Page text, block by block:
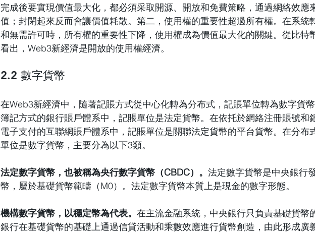
完成後要實現價值最大化，都必須采取開源、開放和免費策略，通過網絡效應
值；封閉起來反而會讓價值耗散。第二，使用權的重要性超過所有權。在系統
和無需許可時，所有權的重要性下降，使用權成為價值最大化的關鍵。從比特
看出，Web3新經濟是開放的使用權經濟。
2.2 數字貨幣
在Web3新經濟中，隨著記賬方式從中心化轉為分布式，記賬單位轉為數字貨
簿記方式的銀行賬戶體系中，記賬單位是法定貨幣。在依托於網絡注冊賬號和
電子支付的互聯網賬戶體系中，記賬單位是關聯法定貨幣的平台貨幣。在分布
單位是數字貨幣，主要分為以下3類。
法定數字貨幣，也被稱為央行數字貨幣（CBDC）。 法定數字貨幣是中央銀行
幣，屬於基礎貨幣範疇（M0）。法定數字貨幣本質上是現金的數字形態。
機構數字貨幣，以穩定幣為代表。 在主流金融系統，中央銀行只負責基礎貨幣
銀行在基礎貨幣的基礎上通過信貸活動和乘數效應進行貨幣創造，由此形成廣